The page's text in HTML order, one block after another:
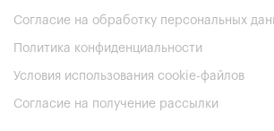
Согласие на обработку персональных
Политика конфиденциальности
Условия использования cookie-файлов
Согласие на получение рассылки